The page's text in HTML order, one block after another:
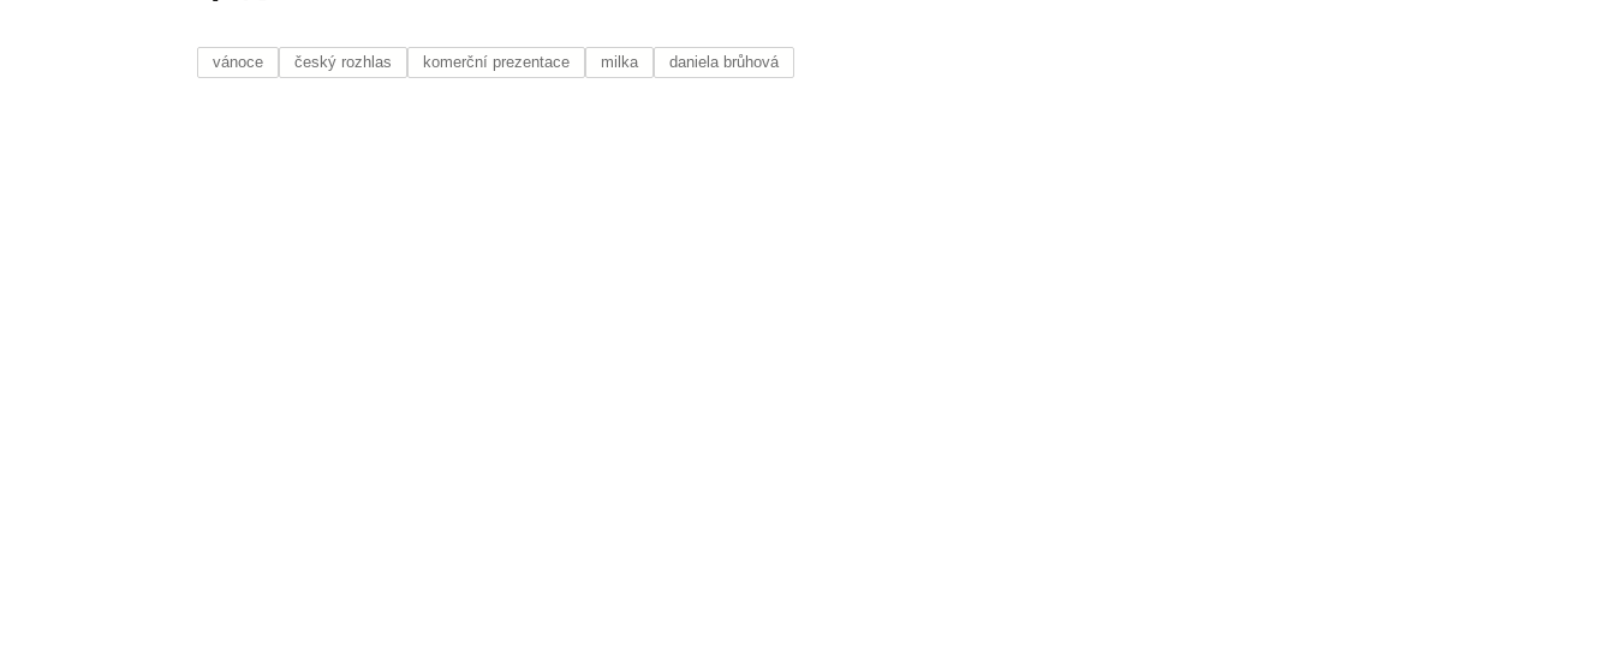
vánoce český rozhlas komerční prezentace milka daniela brůhová